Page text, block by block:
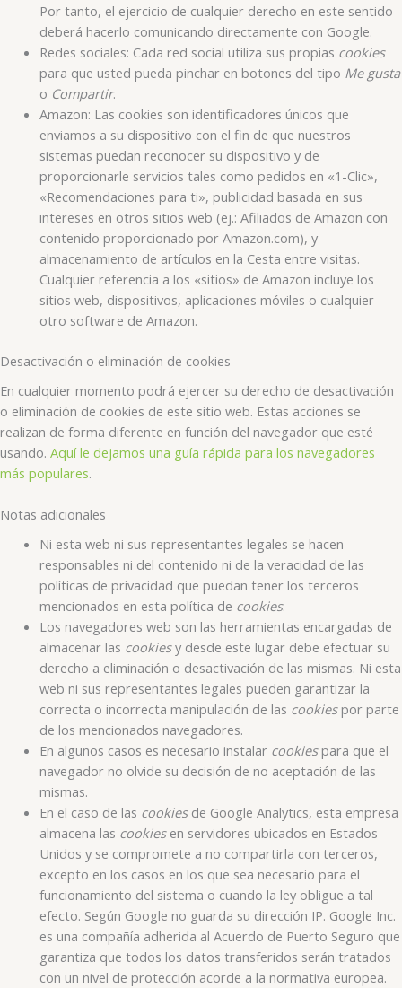
Por tanto, el ejercicio de cualquier derecho en este sentido
deberá hacerlo comunicando directamente con Google.
Redes sociales: Cada red social utiliza sus propias cookies
para que usted pueda pinchar en botones del tipo Me gusta
o Compartir.
Amazon: Las cookies son identificadores únicos que
enviamos a su dispositivo con el fin de que nuestros
sistemas puedan reconocer su dispositivo y de
proporcionarle servicios tales como pedidos en «1-Clic»,
«Recomendaciones para ti», publicidad basada en sus
intereses en otros sitios web (ej.: Afiliados de Amazon con
contenido proporcionado por Amazon.com), y
almacenamiento de artículos en la Cesta entre visitas.
Cualquier referencia a los «sitios» de Amazon incluye los
sitios web, dispositivos, aplicaciones móviles o cualquier
otro software de Amazon.
Desactivación o eliminación de cookies
En cualquier momento podrá ejercer su derecho de desactivación
o eliminación de cookies de este sitio web. Estas acciones se
realizan de forma diferente en función del navegador que esté
usando. Aquí le dejamos una guía rápida para los navegadores
más populares.
Notas adicionales
Ni esta web ni sus representantes legales se hacen
responsables ni del contenido ni de la veracidad de las
políticas de privacidad que puedan tener los terceros
mencionados en esta política de cookies.
Los navegadores web son las herramientas encargadas de
almacenar las cookiesy desde este lugar debe efectuar su
derecho a eliminación o desactivación de las mismas. Ni esta
web ni sus representantes legales pueden garantizar la
correcta o incorrecta manipulación de las cookiespor parte
de los mencionados navegadores.
En algunos casos es necesario instalar cookiespara que el
navegador no olvide su decisión de no aceptación de las
mismas.
En el caso de las cookiesde Google Analytics, esta empresa
almacena las cookiesen servidores ubicados en Estados
Unidos y se compromete a no compartirla con terceros,
excepto en los casos en los que sea necesario para el
funcionamiento del sistema o cuando la ley obligue a tal
efecto. Según Google no guarda su dirección IP. Google Inc.
es una compañía adherida al Acuerdo de Puerto Seguro que
garantiza que todos los datos transferidos serán tratados
con un nivel de protección acorde a la normativa europea.